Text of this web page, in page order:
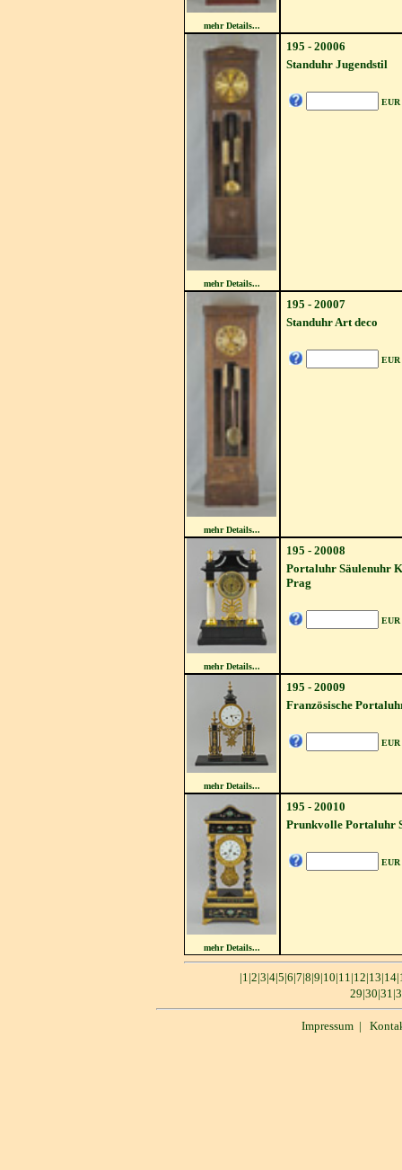
mehr Details...
mehr Details...
195 - 20006
Standuhr Jugendstil
EUR
mehr Details...
195 - 20007
Standuhr Art deco
EUR
mehr Details...
195 - 20008
Portaluhr Säulenuhr
Prag
EUR
mehr Details...
195 - 20009
Französische
EUR
mehr Details...
195 - 20010
Prunkvolle Portaluhr
EUR
|1|2|3|4|5|6|7|8|9|10|11|12|13|14|
29|30|31|
Impressum|